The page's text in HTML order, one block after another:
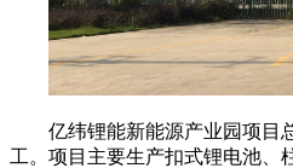
亿纬锂能新能源产业园项目
工。项目主要生产扣式锂电池、